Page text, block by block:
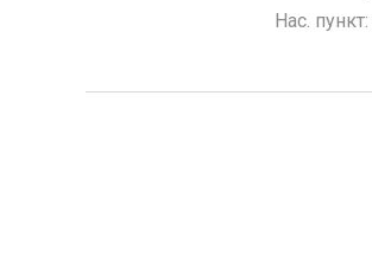
Нас. пункт: